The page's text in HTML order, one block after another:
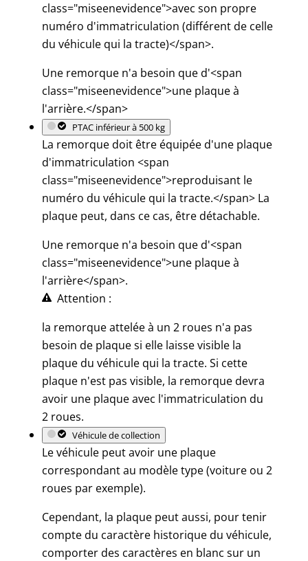
class="miseenevidence">avec son propre
numéro d'immatriculation (différent de celle
du véhicule qui la tracte)</span>.
Une remorque n'a besoin que d'<span
class="miseenevidence">une plaque à
l'arrière.</span>
PTAC inférieur à 500 kg
La remorque doit être équipée d'une plaque
d'immatriculation <span
class="miseenevidence">reproduisant le
numéro du véhicule qui la tracte.</span> La
plaque peut, dans ce cas, être détachable.
Une remorque n'a besoin que d'<span
class="miseenevidence">une plaque à
l'arrière</span>.
Attention :
la remorque attelée à un 2 roues n'a pas
besoin de plaque si elle laisse visible la
plaque du véhicule qui la tracte. Si cette
plaque n'est pas visible, la remorque devra
avoir une plaque avec l'immatriculation du
2 roues.
Véhicule de collection
Le véhicule peut avoir une plaque
correspondant au modèle type (voiture ou 2
roues par exemple).
Cependant, la plaque peut aussi, pour tenir
compte du caractère historique du véhicule,
comporter des caractères en blanc sur un